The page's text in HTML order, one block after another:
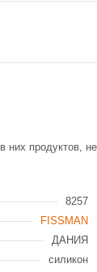
продуктов,
8257
FISSMAN
ДАНИЯ
силикон